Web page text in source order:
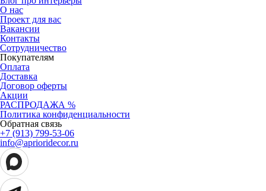
О нас
Проект для вас
Вакансии
Контакты
Сотрудничество
Покупателям
Оплата
Доставка
Договор оферты
Акции
РАСПРОДАЖА %
Политика конфиденциальности
Обратная связь
+7 (913) 799-53-06
info@aprioridecor.ru